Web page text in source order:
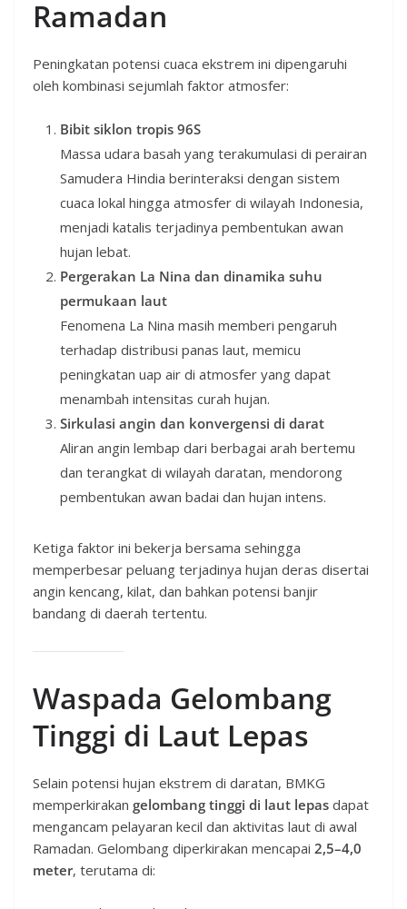
Ramadan
Peningkatan potensi cuaca ekstrem ini dipengaruhi
oleh kombinasi sejumlah faktor atmosfer:
Bibit siklon tropis 96S
Massa udara basah yang terakumulasi di perairan
Samudera Hindia berinteraksi dengan sistem
cuaca lokal hingga atmosfer di wilayah Indonesia,
menjadi katalis terjadinya pembentukan awan
hujan lebat.
Pergerakan La Nina dan dinamika suhu
permukaan laut
Fenomena La Nina masih memberi pengaruh
terhadap distribusi panas laut, memicu
peningkatan uap air di atmosfer yang dapat
menambah intensitas curah hujan.
Sirkulasi angin dan konvergensi di darat
Aliran angin lembap dari berbagai arah bertemu
dan terangkat di wilayah daratan, mendorong
pembentukan awan badai dan hujan intens.
Ketiga faktor ini bekerja bersama sehingga
memperbesar peluang terjadinya hujan deras disertai
angin kencang, kilat, dan bahkan potensi banjir
bandang di daerah tertentu.
Waspada Gelombang
Tinggi di Laut Lepas
Selain potensi hujan ekstrem di daratan, BMKG
memperkirakan gelombang tinggi di laut lepas dapat
mengancam pelayaran kecil dan aktivitas laut di awal
Ramadan. Gelombang diperkirakan mencapai 2,5–4,0
meter, terutama di: